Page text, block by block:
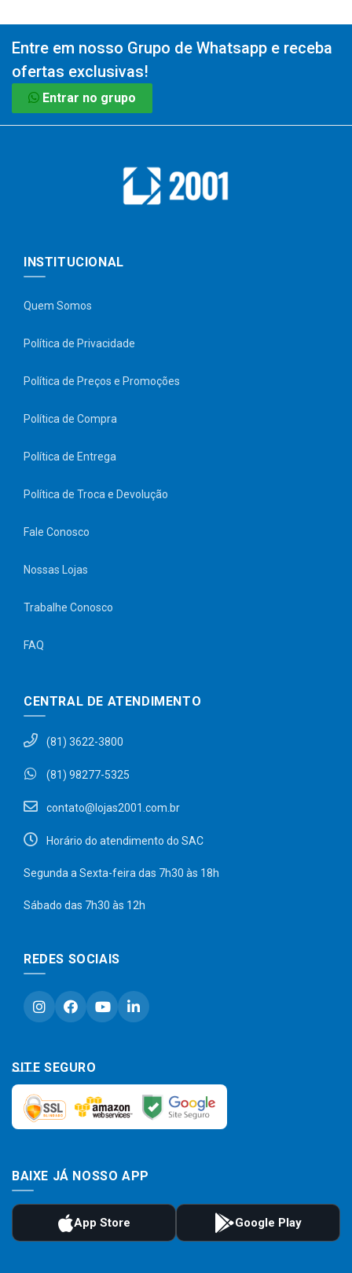
Entre em nosso Grupo de Whatsapp e receba
ofertas exclusivas!
Entrar no grupo
INSTITUCIONAL
Quem Somos
Política de Privacidade
Política de Preços e Promoções
Política de Compra
Política de Entrega
Política de Troca e Devolução
Fale Conosco
Nossas Lojas
Trabalhe Conosco
FAQ
CENTRAL DE ATENDIMENTO
(81) 3622-3800
(81) 98277-5325
contato@lojas2001.com.br
Horário do atendimento do SAC
Segunda a Sexta-feira das 7h30 às 18h
Sábado das 7h30 às 12h
REDES SOCIAIS
SITE SEGURO
BAIXE JÁ NOSSO APP